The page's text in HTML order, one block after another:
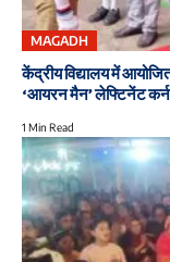
MAGADH
केंद्रीय विद्यालय में
‘आयरन मैन’ लेफ्टिनेंट
1 Min Read